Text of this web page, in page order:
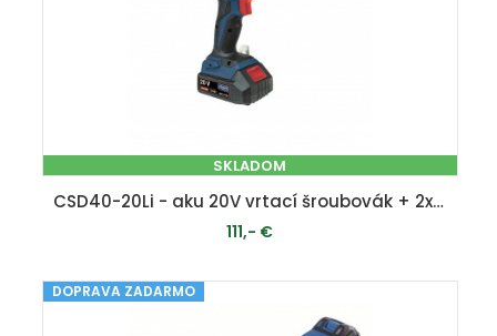
SKLADOM
CSD40-20Li - aku 20V vrtací šroubovák + 2x baterie 2 Ah + nabíječka + kufr
111,- €
PRIDAŤ DO KOŠÍKA
DOPRAVA ZADARMO